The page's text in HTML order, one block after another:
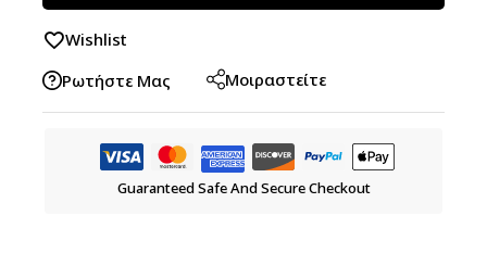
Wishlist
Ρωτήστε Μας
Μοιραστείτε
Guaranteed Safe And Secure Checkout